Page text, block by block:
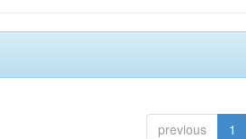
previous 1